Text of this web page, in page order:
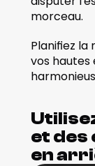
morceau.
Planifiez la
vos hautes
et
en